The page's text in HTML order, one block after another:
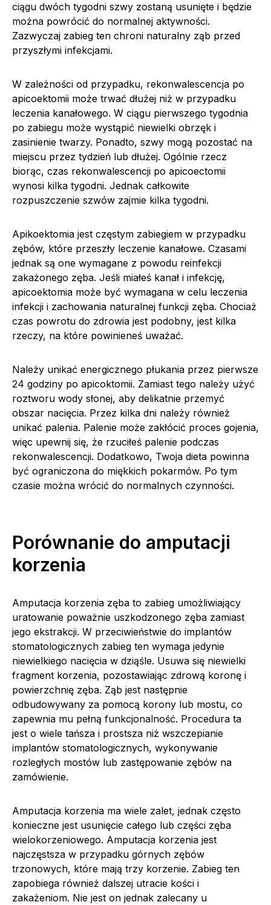
ciągu dwóch tygodni szwy zostaną usunięte i będzie
można powrócić do normalnej aktywności.
Zazwyczaj zabieg ten chroni naturalny ząb przed
przyszłymi infekcjami.
W zależności od przypadku, rekonwalescencja po
apicoektomii może trwać dłużej niż w przypadku
leczenia kanałowego. W ciągu pierwszego tygodnia
po zabiegu może wystąpić niewielki obrzęk i
zasinienie twarzy. Ponadto, szwy mogą pozostać na
miejscu przez tydzień lub dłużej. Ogólnie rzecz
biorąc, czas rekonwalescencji po apicoectomii
wynosi kilka tygodni. Jednak całkowite
rozpuszczenie szwów zajmie kilka tygodni.
Apikoektomia jest częstym zabiegiem w przypadku
zębów, które przeszły leczenie kanałowe. Czasami
jednak są one wymagane z powodu reinfekcji
zakażonego zęba. Jeśli miałeś kanał i infekcję,
apicoektomia może być wymagana w celu leczenia
infekcji i zachowania naturalnej funkcji zęba. Chociaż
czas powrotu do zdrowia jest podobny, jest kilka
rzeczy, na które powinieneś uważać.
Należy unikać energicznego płukania przez pierwsze
24 godziny po apicoktomii. Zamiast tego należy użyć
roztworu wody słonej, aby delikatnie przemyć
obszar nacięcia. Przez kilka dni należy również
unikać palenia. Palenie może zakłócić proces gojenia,
więc upewnij się, że rzuciłeś palenie podczas
rekonwalescencji. Dodatkowo, Twoja dieta powinna
być ograniczona do miękkich pokarmów. Po tym
czasie można wrócić do normalnych czynności.
Porównanie do amputacji
korzenia
Amputacja korzenia zęba to zabieg umożliwiający
uratowanie poważnie uszkodzonego zęba zamiast
jego ekstrakcji. W przeciwieństwie do implantów
stomatologicznych zabieg ten wymaga jedynie
niewielkiego nacięcia w dziąśle. Usuwa się niewielki
fragment korzenia, pozostawiając zdrową koronę i
powierzchnię zęba. Ząb jest następnie
odbudowywany za pomocą korony lub mostu, co
zapewnia mu pełną funkcjonalność. Procedura ta
jest o wiele tańsza i prostsza niż wszczepianie
implantów stomatologicznych, wykonywanie
rozległych mostów lub zastępowanie zębów na
zamówienie.
Amputacja korzenia ma wiele zalet, jednak często
konieczne jest usunięcie całego lub części zęba
wielokorzeniowego. Amputacja korzenia jest
najczęstsza w przypadku górnych zębów
trzonowych, które mają trzy korzenie. Zabieg ten
zapobiega również dalszej utracie kości i
zakażeniom. Nie jest on jednak zalecany u